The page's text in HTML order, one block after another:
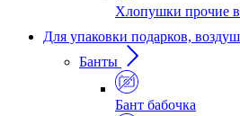
Хлопушки прочие
Для упаковки подарков,
Банты
Бант бабочка